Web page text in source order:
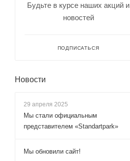
Будьте в курсе наших акций и
новостей
ПОДПИСАТЬСЯ
Новости
29 апреля 2025
Мы стали официальным
представителем «Standartpark»
Мы обновили сайт!